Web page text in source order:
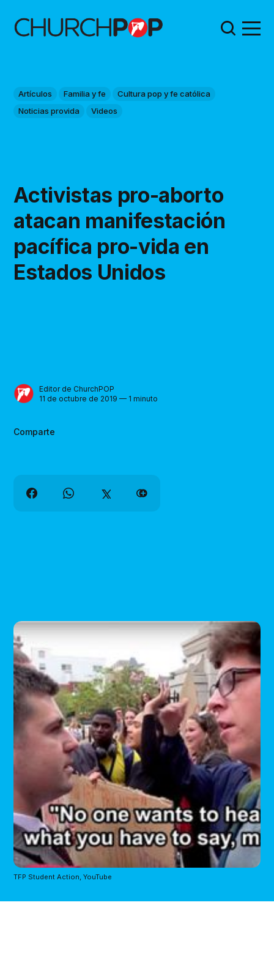
Artículos Familia y fe
Cultura pop y fe católica
Noticias provida
Videos
Activistas pro-aborto
atacan manifestación
pacífica pro-vida en
Estados Unidos
Editor de ChurchPOP
11 de octubre de 2019 — 1 minuto
Comparte
TFP Student Action, YouTube